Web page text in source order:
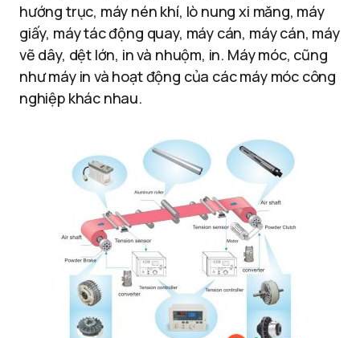
hướng trục, máy nén khí, lò nung xi măng, máy
giấy, máy tác động quay, máy cán, máy cán, máy
vẽ dây, dệt lớn, in và nhuộm, in. Máy móc, cũng
như máy in và hoạt động của các máy móc công
nghiệp khác nhau.